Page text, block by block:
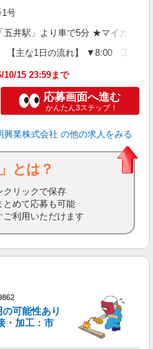
1号
五井駅」より車で5分 ★マイカー通
【主な1日の流れ】 ▼8:00 工場
10/15 23:59まで
応募画面へ進む
かんたん3ステップ！
興業株式会社 の他の求人をみる
とは？
クリックで保存
とめて応募も可能
利用いただけます
可能性あり
・加工：市